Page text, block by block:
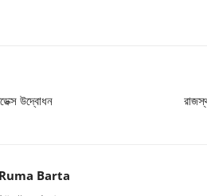
উদ্বোধন
Ruma Barta